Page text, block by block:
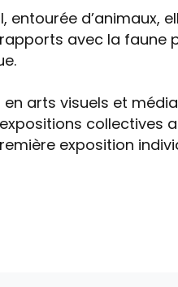
entourée d’animaux,
avec la faune
arts visuels et
collectives
exposition